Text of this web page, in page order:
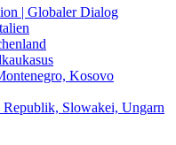
| Globaler Dialog
Kosovo
Republik, Slowakei, Ungarn